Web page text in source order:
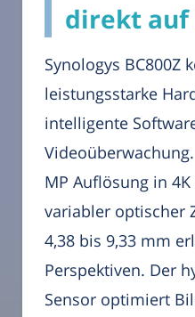
direkt auf
Synologys BC800Z
leistungsstarke
intelligente
MP Auflösung in
variabler optischer
4,38 bis 9,33 mm
Perspektiven. Der
Sensor optimiert